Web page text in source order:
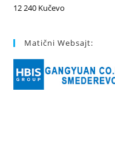
12 240 Kučevo
Matični Websajt: